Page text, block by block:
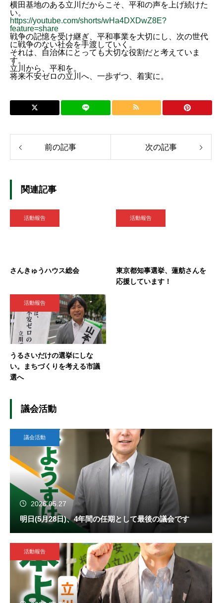
横田基地のある立川だからこそ、平和の声を上げ続けた
い。
https://youtube.com/shorts/wHa4DXDwZ8E?
feature=share
戦争の記憶を受け継ぎ、平和事業を大切にし、次の世代
に戦争のない社会を手渡していく。
それは、自治体にとっても大切な役割だと考えていま
す。
立川から、平和を。
将来不安ゼロの立川へ、一歩ずつ、着実に。
前の記事 次の記事
関連記事
活動報告
さんきゅうハウス総会
活動報告
東京都知事選挙、蓮舫さんを
応援しています！
活動報告
うるさいだけの選挙にしな
い。まちづくりを考える市議
選へ
議会活動
議会活動
2026.05.27
明日(5月28日)、4年間の任期として最後の議会です
活動報告